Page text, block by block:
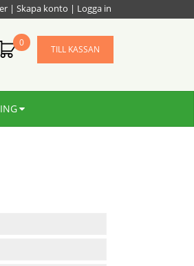
| Skapa konto | Logga in
0
TILL KASSAN